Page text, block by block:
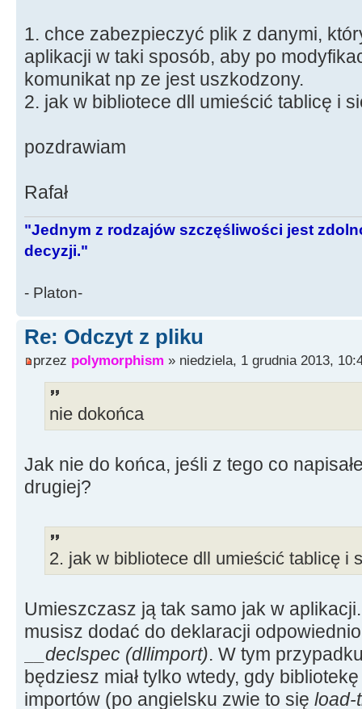
1. chce zabezpieczyć plik z danymi,
aplikacji w taki sposób, aby po
komunikat np ze jest uszkodzony.
2. jak w bibliotece dll umieścić tablicę i
pozdrawiam
Rafał
"Jednym z rodzajów szczęśliwości jest
decyzji."
- Platon-
Re: Odczyt z pliku
przez polymorphism » niedziela, 1 grudnia 2013,
nie dokońca
Jak nie do końca, jeśli z tego co
drugiej?
2. jak w bibliotece dll umieścić tablicę i
Umieszczasz ją tak samo jak w
musisz dodać do deklaracji
__declspec (dllimport). W tym
będziesz miał tylko wtedy, gdy
importów (po angielsku zwie to się load-